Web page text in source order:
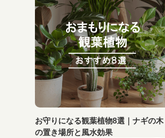
お守りになる観葉植物8選｜ナギの木
の置き場所と風水効果